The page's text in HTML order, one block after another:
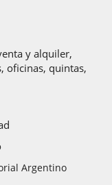
y alquiler,
oficinas, quintas,
Argentino